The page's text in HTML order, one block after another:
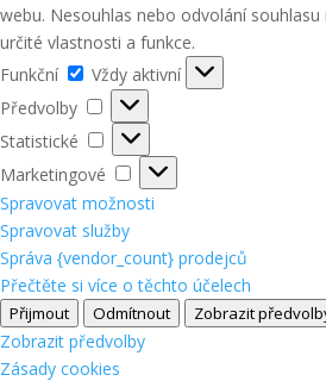
webu. Nesouhlas nebo odvolání
určité vlastnosti a funkce.
Funkční
Funkční
Vždy aktivní
Předvolby
Předvolby
Statistické
Statistické
Marketingové
Marketingové
Spravovat možnosti
Spravovat služby
Správa {vendor_count} prodejců
Přečtěte si více o těchto účelech
Přijmout Odmítnout Zobrazit
Zobrazit předvolby
Zásady cookies